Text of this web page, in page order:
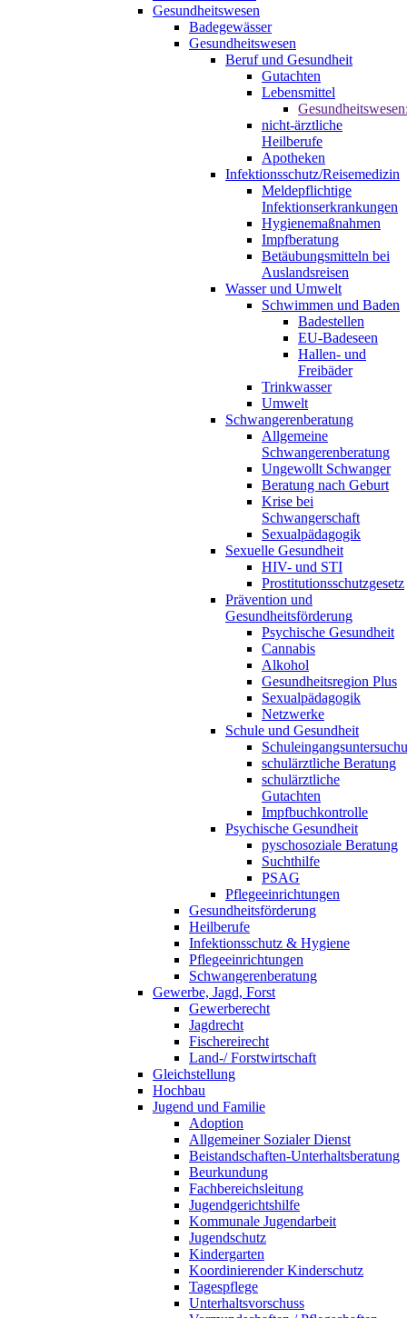
Gesundheitswesen
Badegewässer
Gesundheitswesen
Beruf und Gesundheit
Gutachten
Lebensmittel
nicht-ärztliche
Heilberufe
Apotheken
Infektionsschutz/Reisemedizin
Meldepflichtige
Infektionserkrankungen
Hygienemaßnahmen
Impfberatung
Betäubungsmitteln bei
Auslandsreisen
Wasser und Umwelt
Schwimmen und Baden
Badestellen
EU-Badeseen
Hallen- und
Freibäder
Trinkwasser
Umwelt
Schwangerenberatung
Allgemeine
Schwangerenberatung
Ungewollt Schwanger
Beratung nach Geburt
Krise bei
Schwangerschaft
Sexualpädagogik
Sexuelle Gesundheit
HIV- und STI
Prostitutionsschutzgesetz
Prävention und
Gesundheitsförderung
Psychische Gesundheit
Cannabis
Alkohol
Gesundheitsregion Plus
Sexualpädagogik
Netzwerke
Schule und Gesundheit
schulärztliche Beratung
schulärztliche
Gutachten
Impfbuchkontrolle
Psychische Gesundheit
pyschosoziale Beratung
Suchthilfe
PSAG
Pflegeeinrichtungen
Gesundheitsförderung
Heilberufe
Infektionsschutz & Hygiene
Pflegeeinrichtungen
Schwangerenberatung
Gewerbe, Jagd, Forst
Gewerberecht
Jagdrecht
Fischereirecht
Land-/ Forstwirtschaft
Gleichstellung
Hochbau
Jugend und Familie
Adoption
Allgemeiner Sozialer Dienst
Beistandschaften-Unterhaltsberatung
Beurkundung
Fachbereichsleitung
Jugendgerichtshilfe
Kommunale Jugendarbeit
Jugendschutz
Kindergarten
Koordinierender Kinderschutz
Tagespflege
Unterhaltsvorschuss